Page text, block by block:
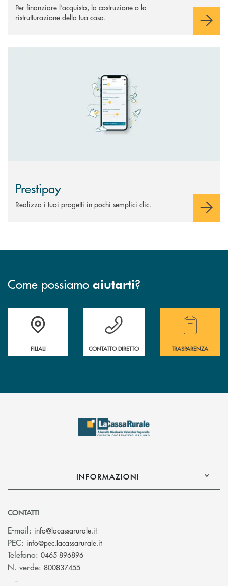
Per finanziare l’acquisto, la costruzione o la
ristrutturazione della tua casa.
Prestipay
Realizza i tuoi progetti in pochi semplici clic.
Come possiamo aiutarti?
Trova la filiale più vicina a te
FILIALI
Hai bisogno di assistenza immediata?
CONTATTO DIRETTO
Hai bisogno di
TRASPARENZA
INFORMAZIONI
CONTATTI
E-mail: info@lacassarurale.it(si apre l’app di posta elettronica)
PEC: info@pec.lacassarurale.it(si apre l’app di posta elettronica)
Telefono: 0465 896896
N. verde: 800837455